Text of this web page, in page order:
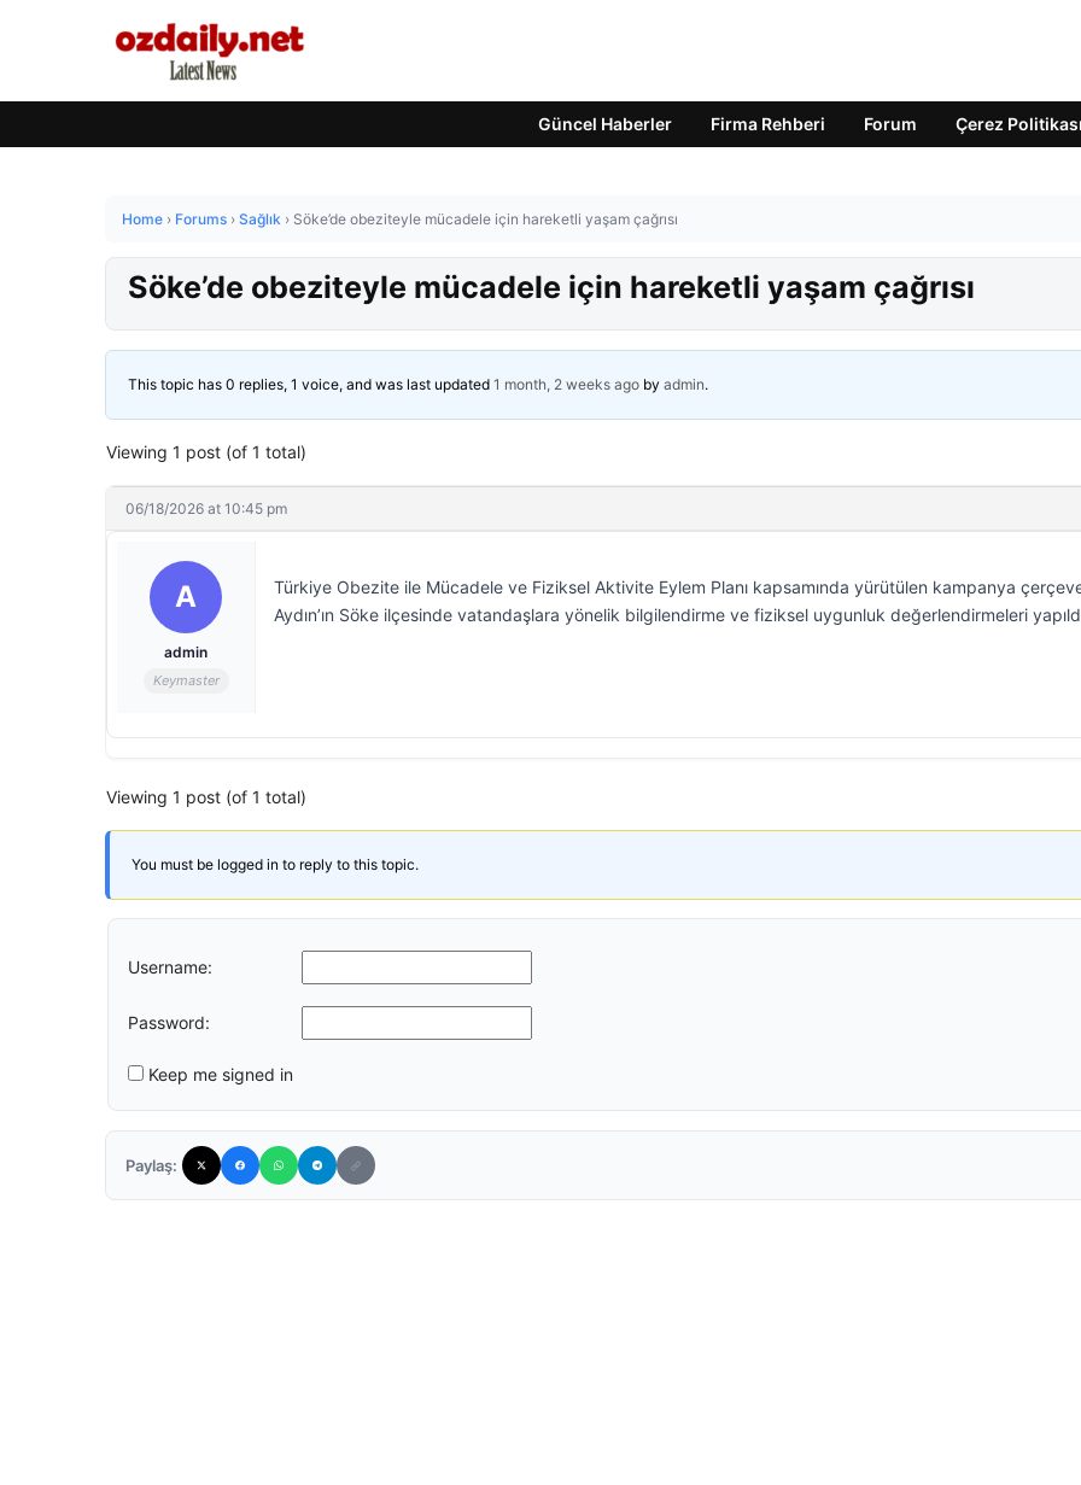
Güncel Haberler Firma Rehberi Forum Çerez Politikası
Home › Forums › Sağlık › Söke’de obeziteyle mücadele için hareketli yaşam çağrısı
Söke’de obeziteyle mücadele için hareketli yaşam çağrısı
This topic has 0 replies, 1 voice, and was last updated 1 month, 2 weeks ago by admin.
Viewing 1 post (of 1 total)
06/18/2026 at 10:45 pm
A
admin
Keymaster
Türkiye Obezite ile Mücadele ve Fiziksel Aktivite Eylem Planı kapsamında yürütülen kampanya
Aydın’ın Söke ilçesinde vatandaşlara yönelik bilgilendirme ve fiziksel uygunluk değerlendirmeleri
Viewing 1 post (of 1 total)
You must be logged in to reply to this topic.
Username:
Password:
Keep me signed in
Paylaş: